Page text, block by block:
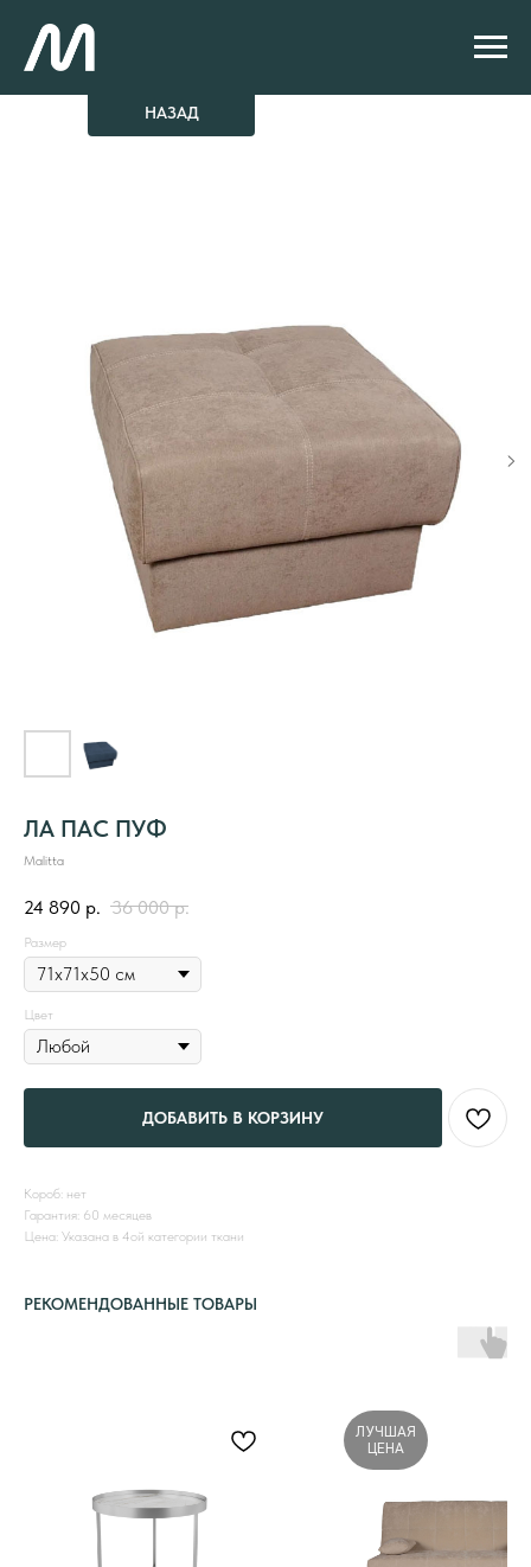
НАЗАД
ЛА ПАС ПУФ
Malitta
24 890 р. 36 000 р.
Размер
Цвет
ДОБАВИТЬ В КОРЗИНУ
Короб: нет
Гарантия: 60 месяцев
Цена: Указана в 4ой категории ткани
РЕКОМЕНДОВАННЫЕ ТОВАРЫ
ЛУЧШАЯ
ЦЕНА